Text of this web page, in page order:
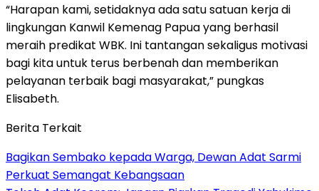
“Harapan kami, setidaknya ada satu satuan kerja di
lingkungan Kanwil Kemenag Papua yang berhasil
meraih predikat WBK. Ini tantangan sekaligus motivasi
bagi kita untuk terus berbenah dan memberikan
pelayanan terbaik bagi masyarakat,” pungkas
Elisabeth.
Berita Terkait
Bagikan Sembako kepada Warga, Dewan Adat Sarmi
Perkuat Semangat Kebangsaan